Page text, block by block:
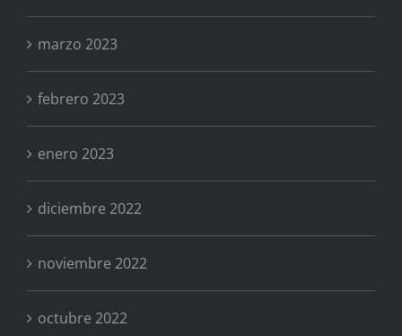
marzo 2023
febrero 2023
enero 2023
diciembre 2022
noviembre 2022
octubre 2022